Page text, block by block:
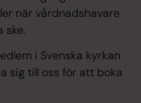
när vårdnadshavare
ske.
i Svenska kyrkan
sig till ​oss för att boka